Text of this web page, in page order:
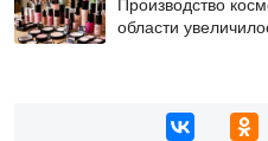
области